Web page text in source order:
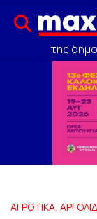
της
ΑΓΡΟΤΙΚΑ,